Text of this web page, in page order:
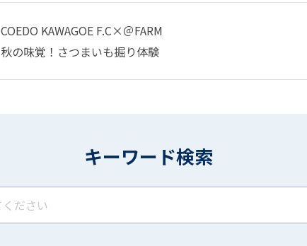
COEDO KAWAGOE F.C×＠FARM
秋の味覚！さつまいも掘り体験
キーワード検索